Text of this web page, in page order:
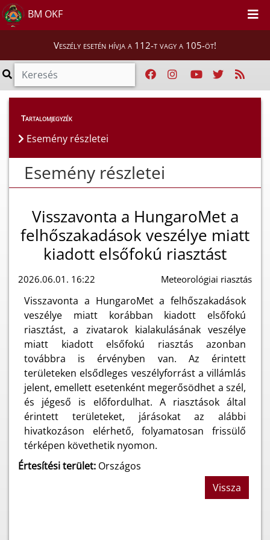
BM OKF
Veszély esetén hívja a 112-t vagy a 105-öt!
Esemény részletei
Tartalomjegyzék
Esemény részletei
Esemény részletei
Visszavonta a HungaroMet a
felhőszakadások veszélye miatt
kiadott elsőfokú riasztást
2026.06.01. 16:22 Meteorológiai riasztás
Visszavonta a HungaroMet a felhőszakadások
veszélye miatt korábban kiadott elsőfokú
riasztást, a zivatarok kialakulásának veszélye
miatt kiadott elsőfokú riasztás azonban
továbbra is érvényben van. Az érintett
területeken elsődleges veszélyforrást a villámlás
jelent, emellett esetenként megerősödhet a szél,
és jégeső is előfordulhat. A riasztások által
érintett területeket, járásokat az alábbi
hivatkozáson elérhető, folyamatosan frissülő
térképen követhetik nyomon.
Értesítési terület: Országos
Vissza